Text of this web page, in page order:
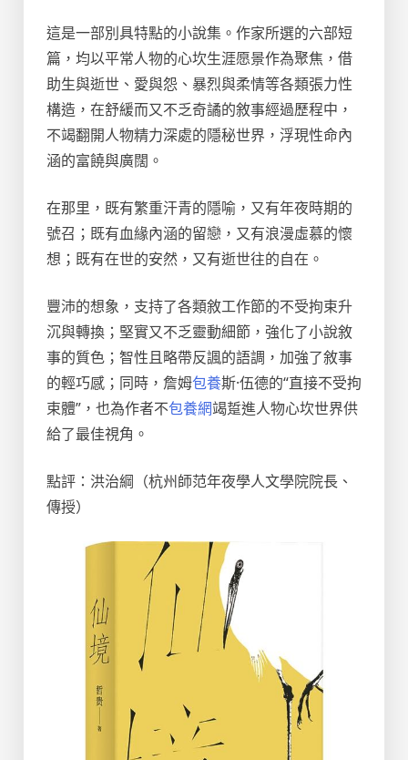
這是一部別具特點的小說集。作家所選的六部短
篇，均以平常人物的心坎生涯愿景作為聚焦，借
助生與逝世、愛與怨、暴烈與柔情等各類張力性
構造，在舒緩而又不乏奇譎的敘事經過歷程中，
不竭翻開人物精力深處的隱秘世界，浮現性命內
涵的富饒與廣闊。
在那里，既有繁重汗青的隱喻，又有年夜時期的
號召；既有血緣內涵的留戀，又有浪漫虛慕的懷
想；既有在世的安然，又有逝世往的自在。
豐沛的想象，支持了各類敘工作節的不受拘束升
沉與轉換；堅實又不乏靈動細節，強化了小說敘
事的質色；智性且略帶反諷的語調，加強了敘事
的輕巧感；同時，詹姆包養斯·伍德的“直接不受拘
束體”，也為作者不包養網竭踅進人物心坎世界供
給了最佳視角。
點評：洪治綱（杭州師范年夜學人文學院院長、
傳授）